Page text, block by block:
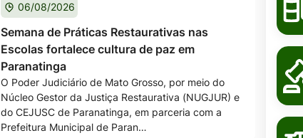
06/08/2026
Semana de Práticas Restaurativas nas
Escolas fortalece cultura de paz em
Paranatinga
O Poder Judiciário de Mato Grosso, por meio do
Núcleo Gestor da Justiça Restaurativa (NUGJUR) e
do CEJUSC de Paranatinga, em parceria com a
Prefeitura Municipal de Paran…